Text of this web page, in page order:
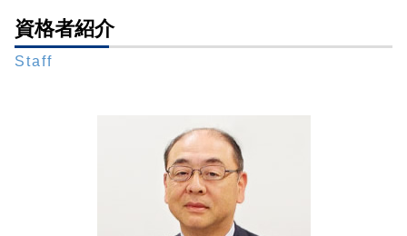
寄与分 相続
銀行 預金 相続
相続 預金
相続 遺産分割協議書
相続 生前
遺言執行者 権限
推定相続人 廃除
自筆証書遺言 保管制度 メリット
公正証書遺言 もめる
後見監督人
任意後見人 なれる人
成年後見制度 弁護士
成年後見制度 わかりやすく
遺言書作成 弁護士 相談 港区
生前対策 弁護士 相談 東京23区
財産管理 弁護士 相談 新橋
相続問題 弁護士 相談 全国対応
生前対策 弁護士 相談 全国対応
相続問題 弁護士 相談 東京23区
財産管理 弁護士 相談 東京23区
成年後見 弁護士 相談 全国対応
資格者紹介
Staff